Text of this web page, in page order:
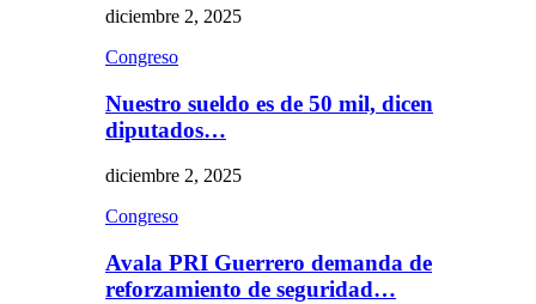
diciembre 2, 2025
Congreso
Nuestro sueldo es de 50 mil, dicen
diputados…
diciembre 2, 2025
Congreso
Avala PRI Guerrero demanda de
reforzamiento de seguridad…